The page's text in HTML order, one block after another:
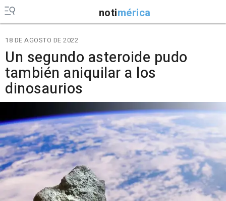
notimérica
18 DE AGOSTO DE 2022
Un segundo asteroide pudo
también aniquilar a los
dinosaurios